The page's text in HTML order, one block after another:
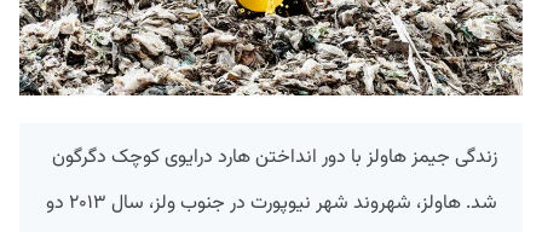
زندگی جیمز هاولز با دور انداختن هارد درایوی کوچک دگرگون
شد. هاولز، شهروند شهر نیوپورت در جنوب ولز، سال ۲۰۱۳ دو